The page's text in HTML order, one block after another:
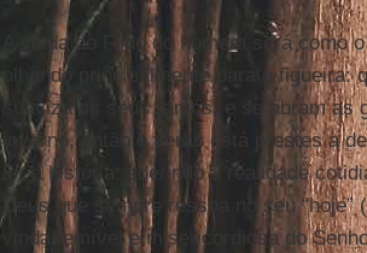
A vinda do Filho do homem será
olhando principalmente para a figueira:
suaviza os seus ramos, e se abram as
inverno, então o verão está prestes a
ler a história, aderindo à realidade
Deus que sempre ressoa no seu
vinda temível e misericordiosa do